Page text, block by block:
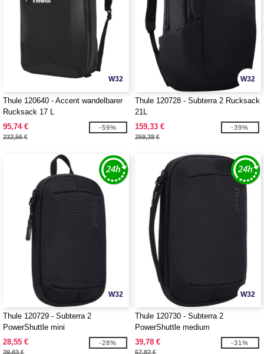
W32
Thule 120640 - Accent wandelbarer
Rucksack 17 L
95,74 €
232,56 €
-59%
W32
Thule 120728 - Subterra 2 Rucksack
21L
159,33 €
259,38 €
-39%
W32
Thule 120729 - Subterra 2
PowerShuttle mini
28,55 €
39,83 €
-28%
W32
Thule 120730 - Subterra 2
PowerShuttle medium
39,78 €
57,82 €
-31%